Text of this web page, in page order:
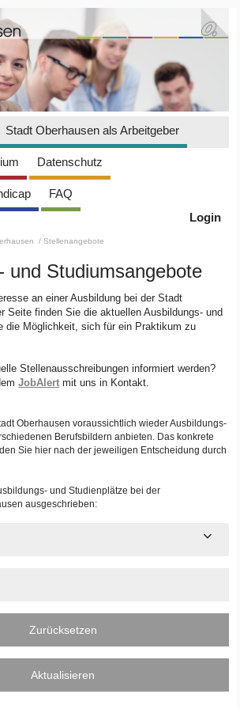
Stadt Oberhausen als Arbeitgeber
Datenschutz
FAQ
Login
/ Stellenangebote
und Studiumsangebote
an einer Ausbildung bei der Stadt
Seite finden Sie die aktuellen Ausbildungs- und
die Möglichkeit, sich für ein Praktikum zu
Stellenausschreibungen informiert werden?
JobAlert mit uns in Kontakt.
Oberhausen voraussichtlich wieder Ausbildungs-
Berufsbildern anbieten. Das konkrete
Sie hier nach der jeweiligen Entscheidung durch
und Studienplätze bei der
ausgeschrieben:
Zurücksetzen
Aktualisieren